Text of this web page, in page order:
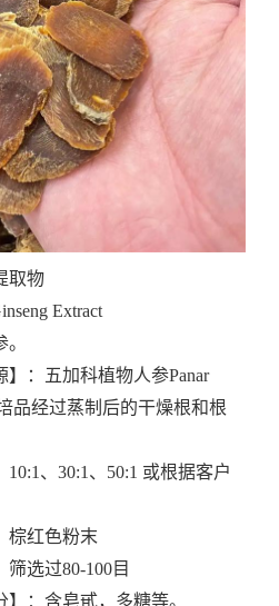
取物
Extract
】：五加科植物人参Panar
品经过蒸制后的干燥根和根
10:1、30:1、50:1 或根据客户
棕红色粉末
筛选过80-100目
】：含皂甙，多糖等。